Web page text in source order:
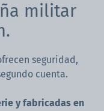
militar
seguridad,
cuenta.
y fabricadas en